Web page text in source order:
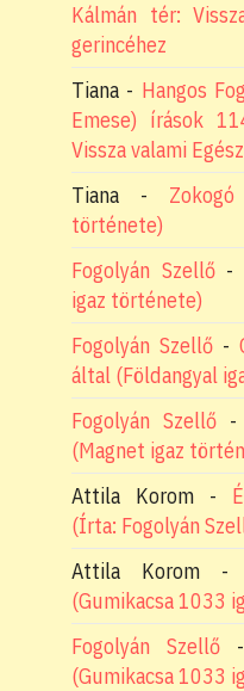
Kálmán tér:
gerincéhez
Tiana - Hangos
Emese) írások
Vissza valami
Tiana -
története)
Fogolyán Szellő-
igaz története)
Fogolyán Szellő -
által (Földangyal
Fogolyán Szellő
(Magnet igaz
Attila Korom -
(Írta: Fogolyán
Attila Korom -
(Gumikacsa 1033
Fogolyán Szellő
(Gumikacsa 1033